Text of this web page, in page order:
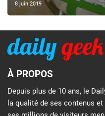
8 juin 2019
À PROPOS
Depuis plus de 10 ans, le
la qualité de ses contenus